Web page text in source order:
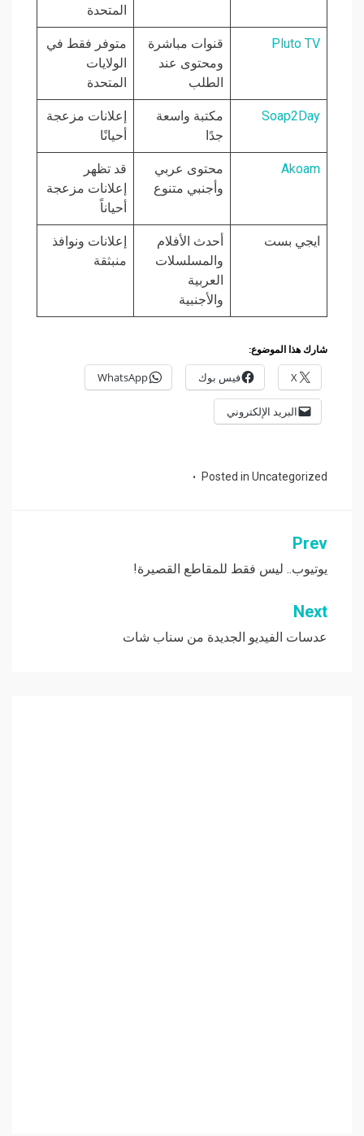
المتحدة
Pluto TV
قنوات مباشرة
ومحتوى عند
الطلب
متوفر فقط في
الولايات
المتحدة
Soap2Day
مكتبة واسعة
جدًا
إعلانات مزعجة
أحيانًا
Akoam
محتوى عربي
وأجنبي متنوع
قد تظهر
إعلانات مزعجة
أحياناً
ايجي بست
أحدث الأفلام
والمسلسلات
العربية
والأجنبية
إعلانات ونوافذ
منبثقة
شارك هذا الموضوع:
X فيس بوك WhatsApp
البريد الإلكتروني
Posted in Uncategorized
تصفّح
المقالات
Prev
يوتيوب.. ليس فقط للمقاطع القصيرة!
Next
عدسات الفيديو الجديدة من سناب شات